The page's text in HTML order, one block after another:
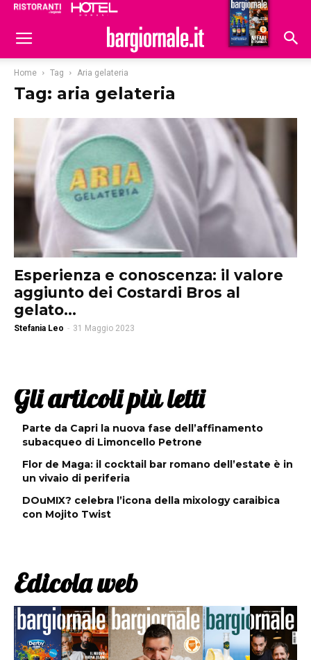
Hoteldomani
Home Tag Aria gelateria
Tag: aria gelateria
Esperienza e conoscenza: il valore
aggiunto dei Costardi Bros al
gelato...
Stefania Leo - 31 Maggio 2023
Gli articoli più letti
Parte da Capri la nuova fase dell’affinamento
subacqueo di Limoncello Petrone
Flor de Maga: il cocktail bar romano dell’estate è in
un vivaio di periferia
DOuMIX? celebra l’icona della mixology caraibica
con Mojito Twist
Edicola web